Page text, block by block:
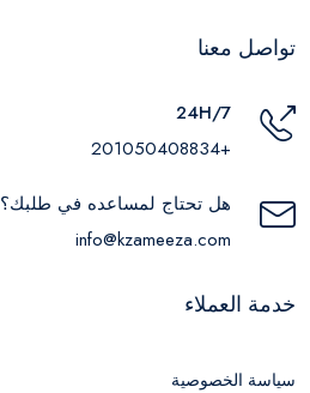
تواصل معنا
24H/7
+201050408834
هل تحتاج لمساعده في طلبك؟
info@kzameeza.com
خدمة العملاء
سياسة الخصوصية